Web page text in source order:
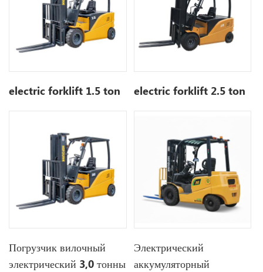
electric forklift 1.5 ton electric forklift 2.5 ton
Погрузчик вилочный
электрический 3,0 тонны
Электрический
аккумуляторный